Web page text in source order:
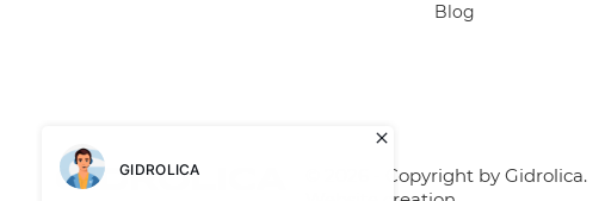
Blog
© 2026 - Copyright by Gidrolica.